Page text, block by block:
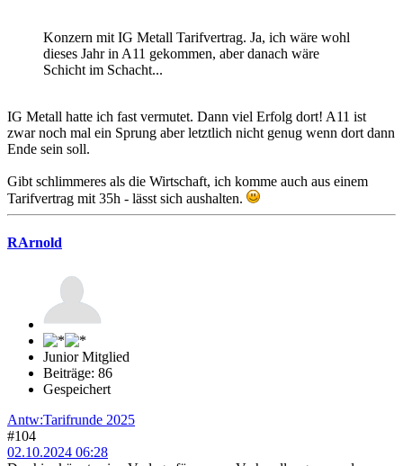
Konzern mit IG Metall Tarifvertrag. Ja, ich wäre wohl
dieses Jahr in A11 gekommen, aber danach wäre
Schicht im Schacht...
IG Metall hatte ich fast vermutet. Dann viel Erfolg dort! A11 ist
zwar noch mal ein Sprung aber letztlich nicht genug wenn dort dann
Ende sein soll.
Gibt schlimmeres als die Wirtschaft, ich komme auch aus einem
Tarifvertrag mit 35h - lässt sich aushalten.
RArnold
Junior Mitglied
Beiträge: 86
Gespeichert
Antw:Tarifrunde 2025
#104
02.10.2024 06:28